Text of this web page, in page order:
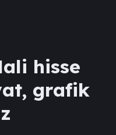
hisse
grafik